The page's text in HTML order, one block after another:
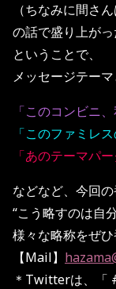
（ちなみに間さ
の話で盛り上がっ
ということで、
メッセージテー
「このコンビニ
「このファミレ
「あのテーマパ
などなど、今回の
“こう略すのは自
様々な略称をぜ
【Mail】
＊Twitterは、「